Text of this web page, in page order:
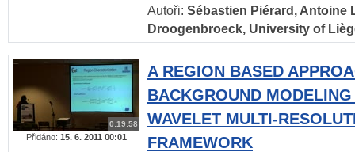
Autoři: Sébastien Piérard, Antoine
Droogenbroeck, University of
0:19:58
Přidáno: 15. 6. 2011 00:01
A REGION BASED
BACKGROUND
WAVELET MULTI-
FRAMEWORK